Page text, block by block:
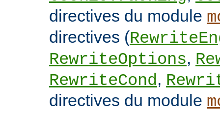
directives du module
directives (
RewriteOptions,
RewriteCond,
directives du module